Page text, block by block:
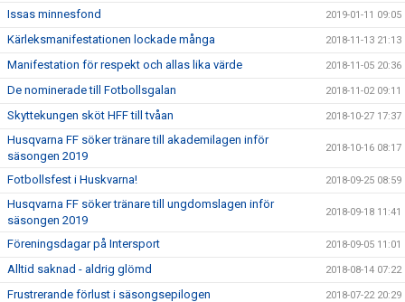
Issas minnesfond 2019-01-11 09:05
Kärleksmanifestationen lockade många 2018-11-13 21:13
Manifestation för respekt och allas lika värde 2018-11-05 20:36
De nominerade till Fotbollsgalan 2018-11-02 09:11
Skyttekungen sköt HFF till tvåan 2018-10-27 17:37
Husqvarna FF söker tränare till akademilagen inför
säsongen 2019
2018-10-16 08:17
Fotbollsfest i Huskvarna! 2018-09-25 08:59
Husqvarna FF söker tränare till ungdomslagen inför
säsongen 2019
2018-09-18 11:41
Föreningsdagar på Intersport 2018-09-05 11:01
Alltid saknad - aldrig glömd 2018-08-14 07:22
Frustrerande förlust i säsongsepilogen 2018-07-22 20:29